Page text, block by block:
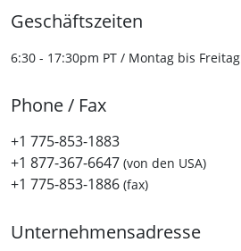
Geschäftszeiten
6:30 - 17:30pm PT / Montag bis Freitag
Phone / Fax
+1 775-853-1883
+1 877-367-6647 (von den USA)
+1 775-853-1886 (fax)
Unternehmensadresse